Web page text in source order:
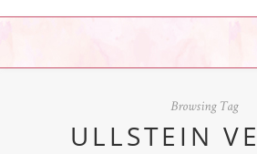
Browsing Tag
ULLSTEIN